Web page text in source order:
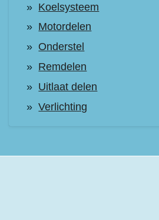
Koelsysteem
Motordelen
Onderstel
Remdelen
Uitlaat delen
Verlichting